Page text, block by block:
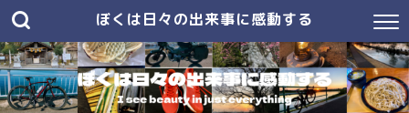
ぼくは日々の出来事に感動する